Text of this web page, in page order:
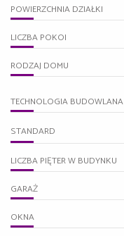
POWIERZCHNIA DZIAŁKI
LICZBA POKOI
RODZAJ DOMU
TECHNOLOGIA BUDOWLANA
STANDARD
LICZBA PIĘTER W BUDYNKU
GARAŻ
OKNA